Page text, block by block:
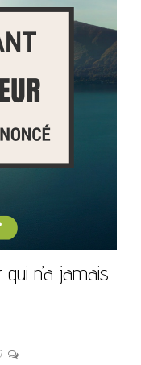
n’a jamais